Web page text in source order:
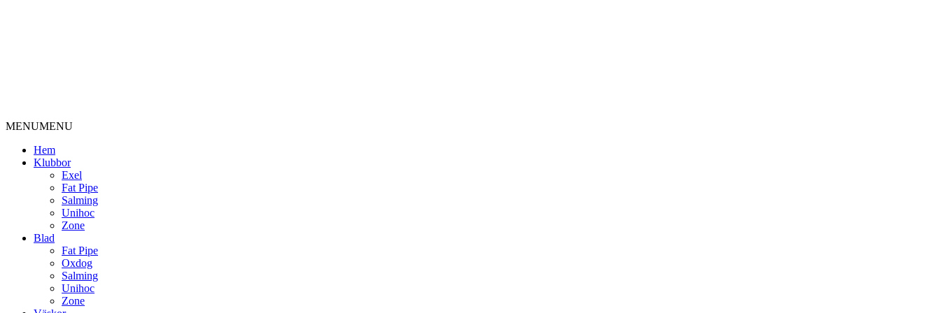
MENUMENU
Hem
Klubbor
Exel
Fat Pipe
Salming
Unihoc
Zone
Blad
Fat Pipe
Oxdog
Salming
Unihoc
Zone